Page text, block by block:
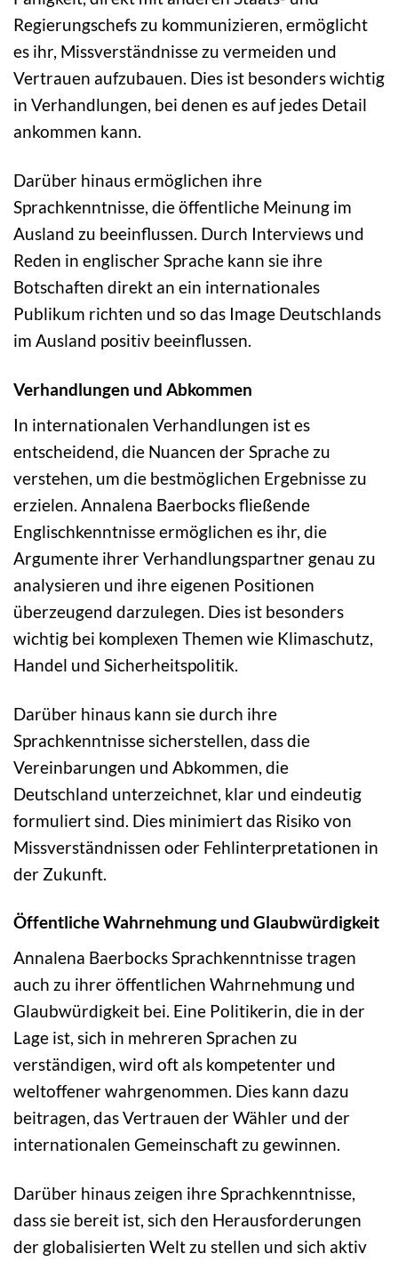
Regierungschefs zu kommunizieren, ermöglicht
es ihr, Missverständnisse zu vermeiden und
Vertrauen aufzubauen. Dies ist besonders wichtig
in Verhandlungen, bei denen es auf jedes Detail
ankommen kann.
Darüber hinaus ermöglichen ihre
Sprachkenntnisse, die öffentliche Meinung im
Ausland zu beeinflussen. Durch Interviews und
Reden in englischer Sprache kann sie ihre
Botschaften direkt an ein internationales
Publikum richten und so das Image Deutschlands
im Ausland positiv beeinflussen.
Verhandlungen und Abkommen
In internationalen Verhandlungen ist es
entscheidend, die Nuancen der Sprache zu
verstehen, um die bestmöglichen Ergebnisse zu
erzielen. Annalena Baerbocks fließende
Englischkenntnisse ermöglichen es ihr, die
Argumente ihrer Verhandlungspartner genau zu
analysieren und ihre eigenen Positionen
überzeugend darzulegen. Dies ist besonders
wichtig bei komplexen Themen wie Klimaschutz,
Handel und Sicherheitspolitik.
Darüber hinaus kann sie durch ihre
Sprachkenntnisse sicherstellen, dass die
Vereinbarungen und Abkommen, die
Deutschland unterzeichnet, klar und eindeutig
formuliert sind. Dies minimiert das Risiko von
Missverständnissen oder Fehlinterpretationen in
der Zukunft.
Öffentliche Wahrnehmung und Glaubwürdigkeit
Annalena Baerbocks Sprachkenntnisse tragen
auch zu ihrer öffentlichen Wahrnehmung und
Glaubwürdigkeit bei. Eine Politikerin, die in der
Lage ist, sich in mehreren Sprachen zu
verständigen, wird oft als kompetenter und
weltoffener wahrgenommen. Dies kann dazu
beitragen, das Vertrauen der Wähler und der
internationalen Gemeinschaft zu gewinnen.
Darüber hinaus zeigen ihre Sprachkenntnisse,
dass sie bereit ist, sich den Herausforderungen
der globalisierten Welt zu stellen und sich aktiv